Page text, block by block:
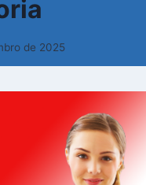
de 2025